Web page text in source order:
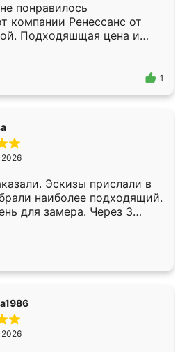
понравилось
компании Ренессанс от
Подходяшщая цена и
изготовления. Приехавший
Владислав
эскизу самый
1
2026
Эскизы прислали в
наиболее подходящий.
для замера. Через 3
уже готова. Остались
Спасибо Ренессанс
работу!
2026